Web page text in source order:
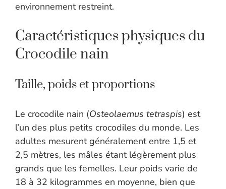
environnement restreint.
Caractéristiques physiques du
Crocodile nain
Taille, poids et proportions
Le crocodile nain (Osteolaemus tetraspis) est
l’un des plus petits crocodiles du monde. Les
adultes mesurent généralement entre 1,5 et
2,5 mètres, les mâles étant légèrement plus
grands que les femelles. Leur poids varie de
18 à 32 kilogrammes en moyenne, bien que